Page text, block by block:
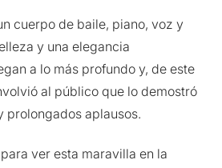
cuerpo de baile, piano, voz y
y una elegancia
a lo más profundo y, de este
al público que lo demostró
prolongados aplausos.
ver esta maravilla en la